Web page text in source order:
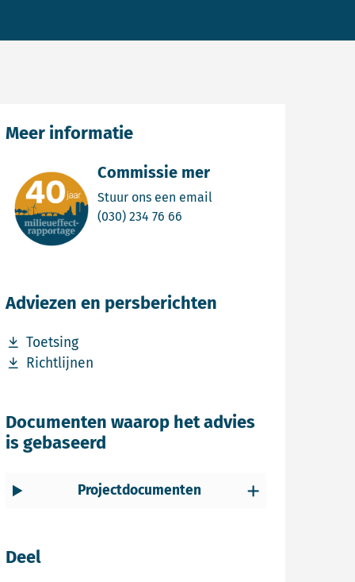
Commissie mer
Stuur ons een email
(030) 234 76 66
Meer informatie
Adviezen en persberichten
Toetsing
Download bestand Toetsing
Richtlijnen
Download bestand Richtlijnen
Documenten waarop het advies
is gebaseerd
Projectdocumenten
Deel